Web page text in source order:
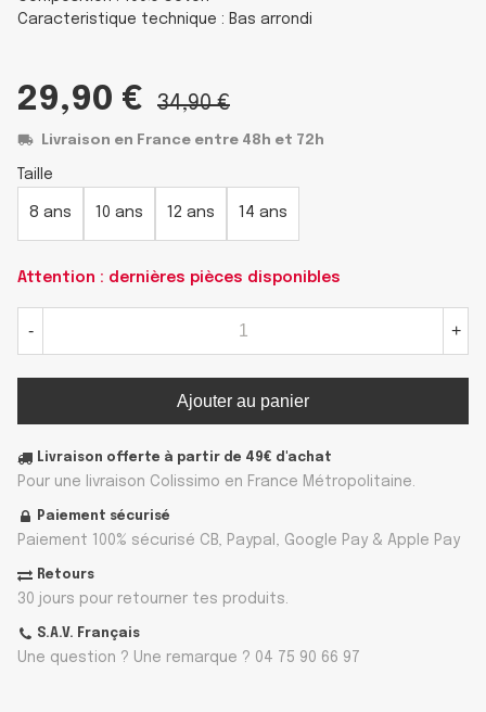
Caracteristique technique : Bas arrondi
29,90 € 34,90 €
Livraison en France entre 48h et 72h
Taille
8 ans 10 ans 12 ans 14 ans
Attention : dernières pièces disponibles
- +
Ajouter au panier
Livraison offerte à partir de 49€ d'achat
Pour une livraison Colissimo en France Métropolitaine.
Paiement sécurisé
Paiement 100% sécurisé CB, Paypal, Google Pay & Apple Pay
Retours
30 jours pour retourner tes produits.
S.A.V. Français
Une question ? Une remarque ? 04 75 90 66 97